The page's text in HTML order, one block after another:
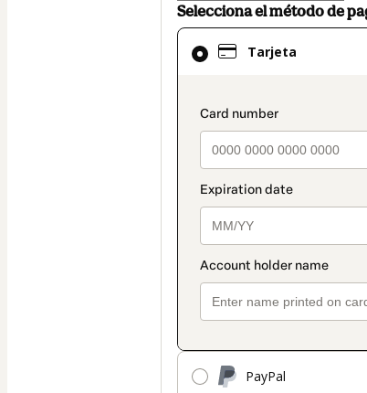
Selecciona el método de
Tarjeta
PayPal
El
método
seleccionado
Tarjeta